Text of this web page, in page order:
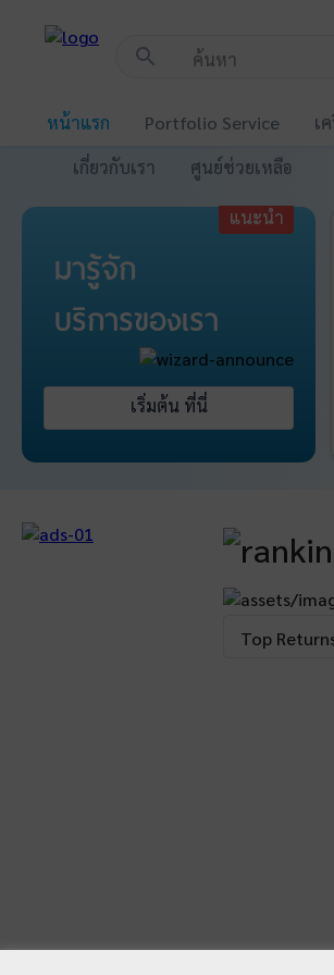
search
หน้าแรก Portfolio Service เ
เกี่ยวกับเรา
ศูนย์ช่วยเหลือ
แนะนำ
มารู้จัก
บริการของเรา
เริ่มต้น ที่นี่
Top